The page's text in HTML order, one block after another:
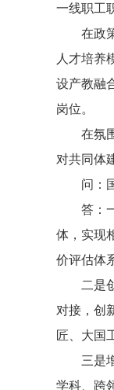
一线职工
在政
人才培养
设产教融
岗位。
在氛
对共同体
问：
答：
体，实现
价评估体
二是
对接，创
匠、大国
三是
学科、跨